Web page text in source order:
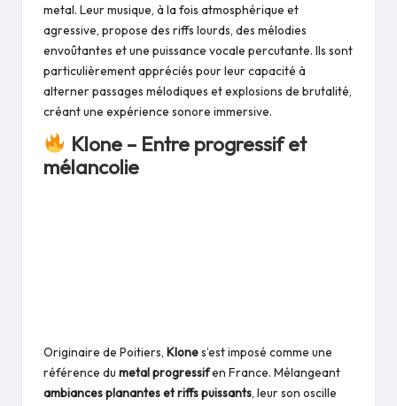
metal. Leur musique, à la fois atmosphérique et
agressive, propose des riffs lourds, des mélodies
envoûtantes et une puissance vocale percutante. Ils sont
particulièrement appréciés pour leur capacité à
alterner passages mélodiques et explosions de brutalité,
créant une expérience sonore immersive.
Klone – Entre progressif et
mélancolie
Originaire de Poitiers, Klones’est imposé comme une
référence du metal progressifen France. Mélangeant
ambiances planantes et riffs puissants, leur son oscille